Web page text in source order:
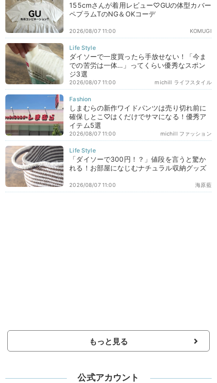
155cmさんが着用レビュー♡GUの体型カバー
ペプラムTのNG＆OKコーデ
KOMUGI
2026/08/07 11:00
ダイソーで一度買ったら手放せない！「今ま
での苦労は一体…」ってくらい優秀なスポン
ジ3選
michill ライフスタイル
2026/08/07 11:00
しまむらの新作ワイドパンツは売り切れ前に
確保しとこ♡はくだけでサマになる！優秀ア
イテム5選
michill ファッション
2026/08/07 11:00
「ダイソーで300円！？」値段を言うと驚か
れる！お部屋になじむナチュラル収納グッズ
海原藍
2026/08/07 11:00
もっと見る
公式アカウント